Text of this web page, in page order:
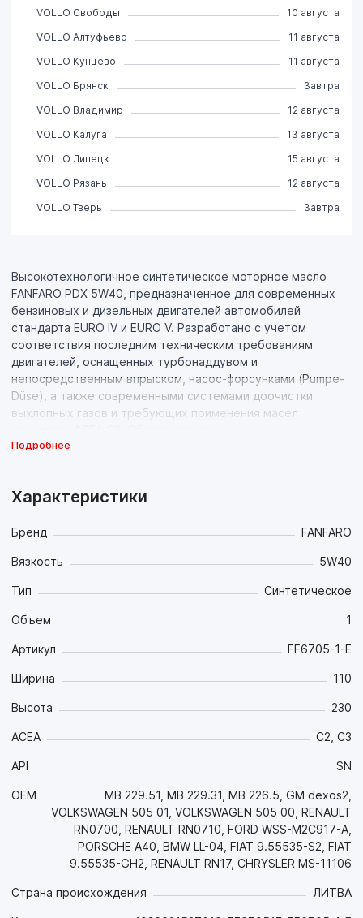
Высокотехнологичное синтетическое моторное масло
FANFARO PDX 5W40, предназначенное для современных
бензиновых и дизельных двигателей автомобилей
стандарта EURO IV и EURO V. Разработано с учетом
соответствия последним техническим требованиям
двигателей, оснащенных турбонаддувом и
непосредственным впрыском, насос-форсунками (Pumpe-
Düse), а также современными системами доочистки
выхлопных газов и требующих применения масел
антиокислительными свойствами и превосходными
исключительную чистоту деталей двигателя.
холодный пуск даже при экстремально низких
конверторами и сажевыми фильтрами (DPF). Может
использоваться в автомобилях, работающих на
Подробнее
Характеристики
Бренд FANFARO
Вязкость 5W40
Тип Синтетическое
Объем 1
Артикул FF6705-1-E
Ширина 110
Высота 230
ACEA C2, C3
API SN
OEM
MB 229.51, MB 229.31, MB 226.5, GM dexos2,
VOLKSWAGEN 505 01, VOLKSWAGEN 505 00, RENAULT
RN0700, RENAULT RN0710, FORD WSS-M2C917-A,
PORSCHE A40, BMW LL-04, FIAT 9.55535-S2, FIAT
9.55535-GH2, RENAULT RN17, CHRYSLER MS-11106
Страна происхождения ЛИТВА
VOLLO Свободы
10 августа
VOLLO Алтуфьево
11 августа
VOLLO Кунцево
11 августа
VOLLO Брянск
Завтра
VOLLO Владимир
12 августа
VOLLO Калуга
13 августа
VOLLO Липецк
15 августа
VOLLO Рязань
12 августа
VOLLO Тверь
Завтра